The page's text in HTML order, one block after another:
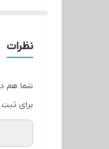
نظرات
شما هم
برای